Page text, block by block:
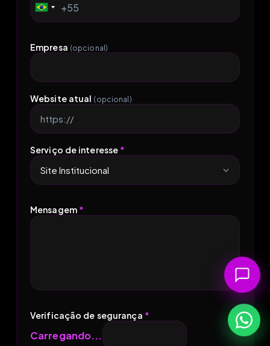
Brazil
+55
+55
Empresa (opcional)
Website atual (opcional)
Serviço de interesse *
Mensagem *
Verificação de segurança *
Carregando...